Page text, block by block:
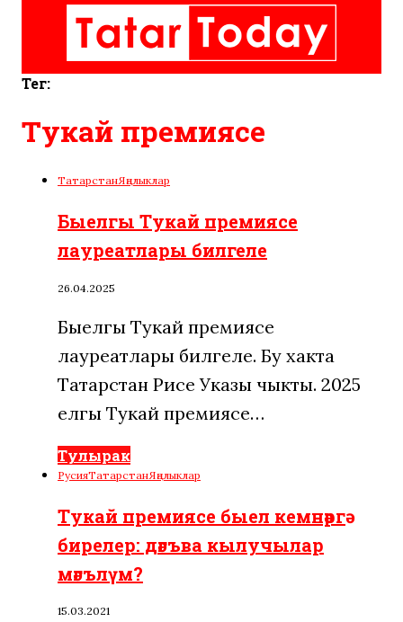
Тег:
Тукай премиясе
ТатарстанЯңалыклар
Быелгы Тукай премиясе
лауреатлары билгеле
26.04.2025
Быелгы Тукай премиясе
лауреатлары билгеле. Бу хакта
Татарстан Рәисе Указы чыкты. 2025
елгы Тукай премиясе…
Тулырак
РусияТатарстанЯңалыклар
Тукай премиясе быел кемнәргә
бирелер: дәгъва кылучылар
мәгълүм?
15.03.2021